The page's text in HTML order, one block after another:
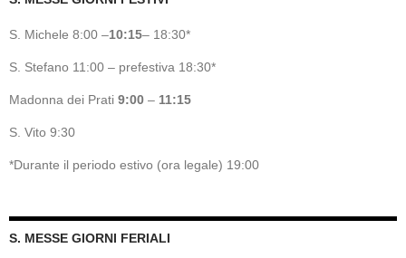
S. Michele 8:00 –10:15– 18:30*
S. Stefano 11:00 – prefestiva 18:30*
Madonna dei Prati 9:00 – 11:15
S. Vito 9:30
*Durante il periodo estivo (ora legale) 19:00
S. MESSE GIORNI FERIALI